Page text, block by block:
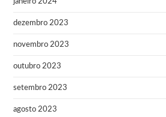
dezembro 2023
novembro 2023
outubro 2023
setembro 2023
agosto 2023